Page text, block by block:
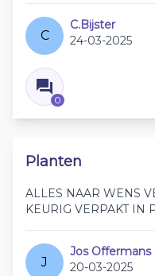
C
C.Bijster
24-03-2025
0
Planten
ALLES NAAR WENS
KEURIG VERPAKT IN
J
Jos Offermans
20-03-2025